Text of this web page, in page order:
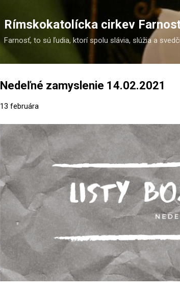
Rímskokatolícka cirkev
Farnosť, to sú ľudia, ktorí spolu slávia, slúžia a
Nedeľné zamyslenie 14.02.2021
13 februára